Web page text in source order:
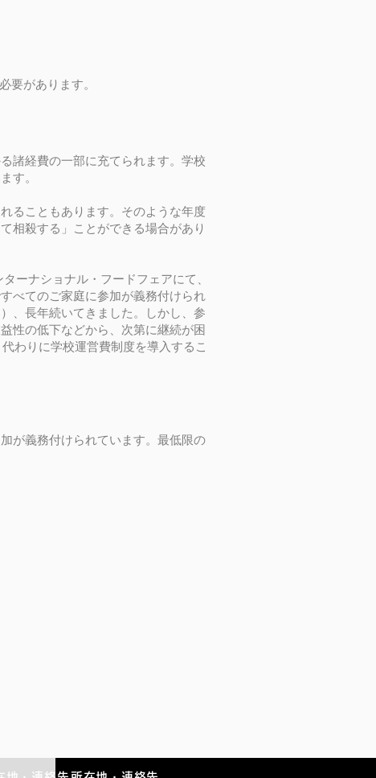
要があります。
諸経費の一部に充てられます。学校
す。
ることもあります。そのような年度
相殺する」ことができる場合があり
ーナショナル・フードフェアにて、
べてのご家庭に参加が義務付けられ
、長年続いてきました。しかし、参
性の低下などから、次第に継続が困
わりに学校運営費制度を導入するこ
が義務付けられています。最低限の